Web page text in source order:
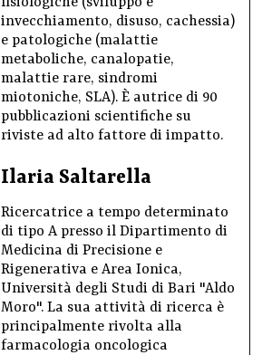
invecchiamento, disuso, cachessia)
e patologiche (malattie
metaboliche, canalopatie,
malattie rare, sindromi
miotoniche, SLA). È autrice di 90
pubblicazioni scientifiche su
riviste ad alto fattore di impatto.
Ilaria Saltarella
Ricercatrice a tempo determinato
di tipo A presso il Dipartimento di
Medicina di Precisione e
Rigenerativa e Area Ionica,
Università degli Studi di Bari "Aldo
Moro". La sua attività di ricerca è
principalmente rivolta alla
farmacologia oncologica